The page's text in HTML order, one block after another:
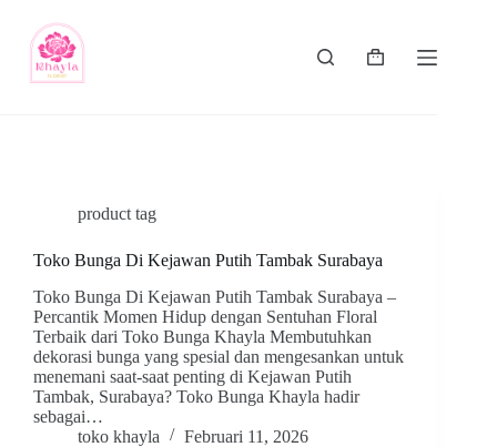
product tag
Toko Bunga Di Kejawan Putih Tambak Surabaya
Toko Bunga Di Kejawan Putih Tambak Surabaya –
Percantik Momen Hidup dengan Sentuhan Floral
Terbaik dari Toko Bunga Khayla Membutuhkan
dekorasi bunga yang spesial dan mengesankan untuk
menemani saat-saat penting di Kejawan Putih
Tambak, Surabaya? Toko Bunga Khayla hadir
sebagai…
toko khayla
Februari 11, 2026